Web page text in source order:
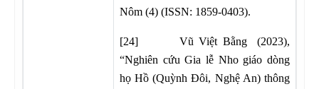
Nôm (4) (ISSN: 1859-0403).
[24] Vũ Việt Bằng (2023),
“Nghiên cứu Gia lễ Nho giáo dòng
họ Hồ (Quỳnh Đôi, Nghệ An) thông